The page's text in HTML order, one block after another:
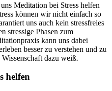
Meditation bei Stress helfen
können wir nicht einfach so
uns auch kein stressfreies
stressige Phasen zum
kann uns dabei
besser zu verstehen und zu
dazu weiß.
helfen